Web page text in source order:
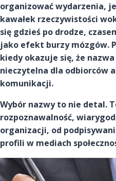
organizować wydarzenia,
kawałek rzeczywistości
się gdzieś po drodze,
jako efekt burzy mózgów.
kiedy okazuje się, że
nieczytelna dla odbiorców
komunikacji.
Wybór nazwy to nie detal.
rozpoznawalność,
organizacji, od
profili w mediach